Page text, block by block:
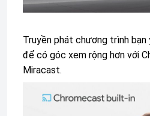
Truyền phát chương trình
để có góc xem rộng hơn với
Miracast.